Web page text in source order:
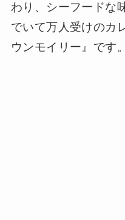
わり、シーフードな
でいて万人受けのカ
ウンモイリー』です。